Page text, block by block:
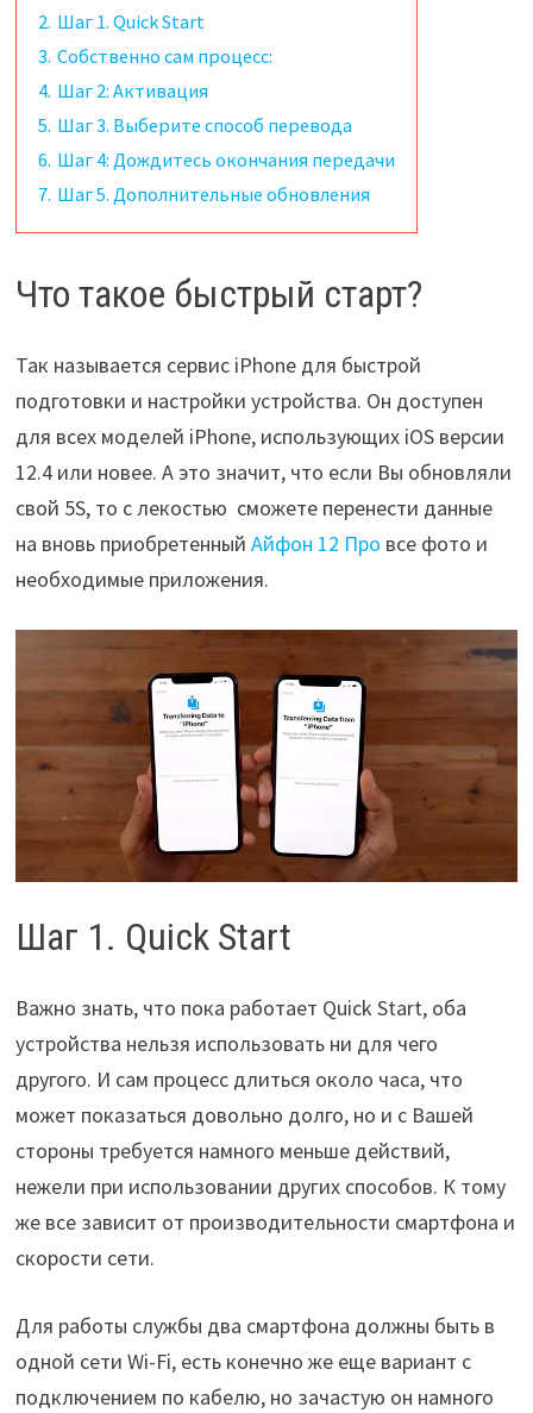
2. Шаг 1. Quick Start
3. Собственно сам процесс:
4. Шаг 2: Активация
5. Шаг 3. Выберите способ перевода
6. Шаг 4: Дождитесь окончания передачи
7. Шаг 5. Дополнительные обновления
Что такое быстрый старт?
Так называется сервис iPhone для быстрой
подготовки и настройки устройства. Он доступен
для всех моделей iPhone, использующих iOS версии
12.4 или новее. А это значит, что если Вы обновляли
свой 5S, то с лекостью сможете перенести данные
на вновь приобретенный Айфон 12 Про все фото и
необходимые приложения.
Шаг 1. Quick Start
Важно знать, что пока работает Quick Start, оба
устройства нельзя использовать ни для чего
другого. И сам процесс длиться около часа, что
может показаться довольно долго, но и с Вашей
стороны требуется намного меньше действий,
нежели при использовании других способов. К тому
же все зависит от производительности смартфона и
скорости сети.
Для работы службы два смартфона должны быть в
одной сети Wi-Fi, есть конечно же еще вариант с
подключением по кабелю, но зачастую он намного